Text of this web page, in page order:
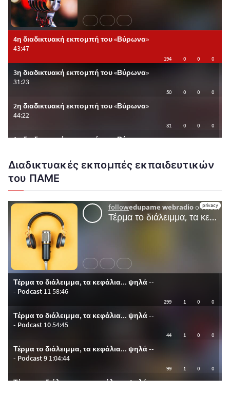
Διαδικτυακές εκπομπές εκπαιδευτικών
του ΠΑΜΕ